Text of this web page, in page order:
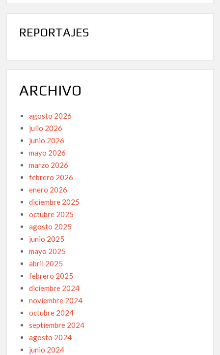
REPORTAJES
ARCHIVO
agosto 2026
julio 2026
junio 2026
mayo 2026
marzo 2026
febrero 2026
enero 2026
diciembre 2025
octubre 2025
agosto 2025
junio 2025
mayo 2025
abril 2025
febrero 2025
diciembre 2024
noviembre 2024
octubre 2024
septiembre 2024
agosto 2024
junio 2024